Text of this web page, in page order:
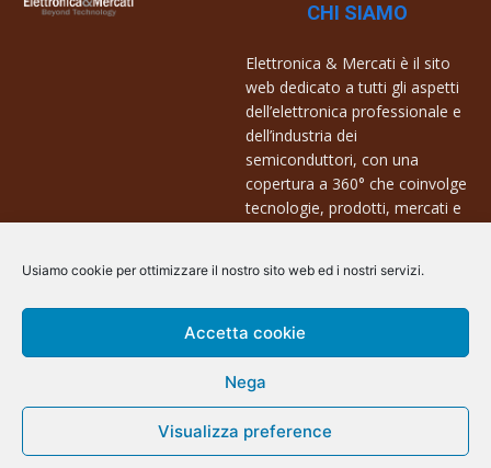
Usiamo cookie per ottimizzare il nostro sito web ed i nostri servizi.
Accetta cookie
Nega
Visualizza preference
CHI SIAMO
Elettronica & Mercati è il sito
web dedicato a tutti gli aspetti
dell’elettronica professionale e
dell’industria dei
semiconduttori, con una
copertura a 360° che coinvolge
tecnologie, prodotti, mercati e
Contatti:
info@arscommunication.it
@ArsCommunication 2023